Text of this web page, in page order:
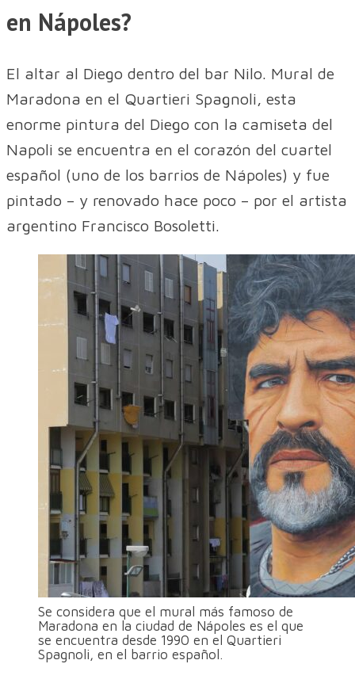
en Nápoles?
El altar al Diego dentro del bar Nilo. Mural de
Maradona en el Quartieri Spagnoli, esta
enorme pintura del Diego con la camiseta del
Napoli se encuentra en el corazón del cuartel
español (uno de los barrios de Nápoles) y fue
pintado – y renovado hace poco – por el artista
argentino Francisco Bosoletti.
Se considera que el mural más famoso de
Maradona en la ciudad de Nápoles es el que
se encuentra desde 1990 en el Quartieri
Spagnoli, en el barrio español.